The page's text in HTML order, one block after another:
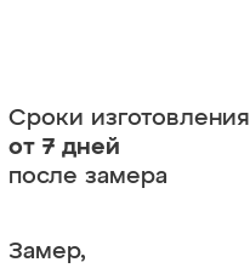
Сроки изготовления
от 7 дней
после замера
Замер,